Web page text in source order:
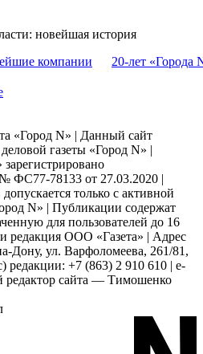
новейшая история
компании 20-лет «Города
«Город N» | Данный сайт
газеты «Город N» |
ФС77-78133 от 27.03.2020 |
только с активной
N» | Публикации содержат
для пользователей до 16
и редакция ООО «Газета» | Адрес
Дону, ул. Варфоломеева, 261/81,
редакции: +7 (863) 2 910 610 | e-
редактор сайта — Тимошенко